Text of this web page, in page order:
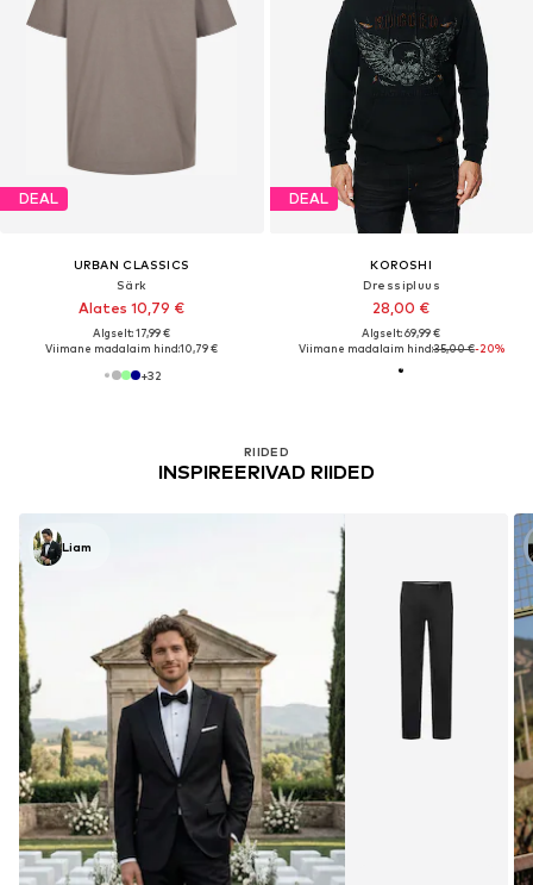
DEAL
URBAN CLASSICS
Särk
Alates 10,79 €
Algselt: 17,99 €
Viimane madalaim hind:10,79 €
+32
DEAL
KOROSHI
Dressipluus
28,00 €
Algselt: 69,99 €
Viimane madalaim hind:35,00 €-20%
RIIDED
INSPIREERIVAD RIIDED
Liam